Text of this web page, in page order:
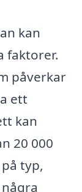
kan
faktorer.
påverkar
ett
kan
20 000
typ,